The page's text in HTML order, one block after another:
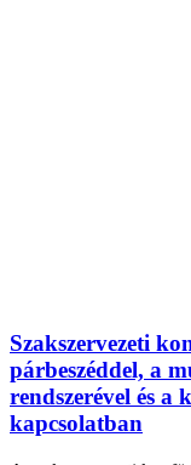
Szakszervezeti
párbeszéddel, a
rendszerével és
kapcsolatban